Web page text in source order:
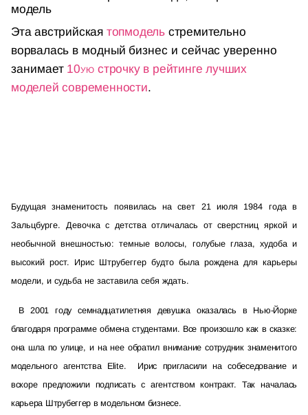
Эта австрийская топ­модель стремительно
ворвалась в модный бизнес и сейчас уверенно
занимает 10­ую строчку в рейтинге лучших
моделей современности.
Будущая знаменитость появилась на свет 21 июля 1984 года в
Зальцбурге. Девочка с детства отличалась от сверстниц яркой и
необычной внешностью: темные волосы, голубые глаза, худоба и
высокий рост. Ирис Штрубеггер будто была рождена для карьеры
модели, и судьба не заставила себя ждать.
В 2001 году семнадцатилетняя девушка оказалась в Нью-Йорке
благодаря программе обмена студентами. Все произошло как в сказке:
она шла по улице, и на нее обратил внимание сотрудник знаменитого
модельного агентства Elite. Ирис пригласили на собеседование и
вскоре предложили подписать с агентством контракт. Так началась
карьера Штрубеггер в модельном бизнесе.